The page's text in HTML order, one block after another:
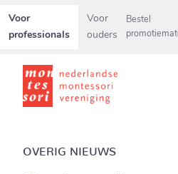
OVERIG NIEUWS
Secundaire navigatiemenu
Voor
professionals
Voor
ouders
Bestel